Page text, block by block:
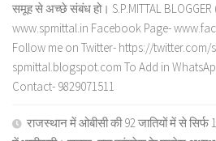
समूह से अच्छे संबंध हो। S.P.MITTAL BLOGGER
www.spmittal.in Facebook Page-
Follow me on Twitter- https://
spmittal.blogspot.com To Add in
Contact- 9829071511
राजस्थान में ओबीसी की 92 जातियों में से सिर्फ